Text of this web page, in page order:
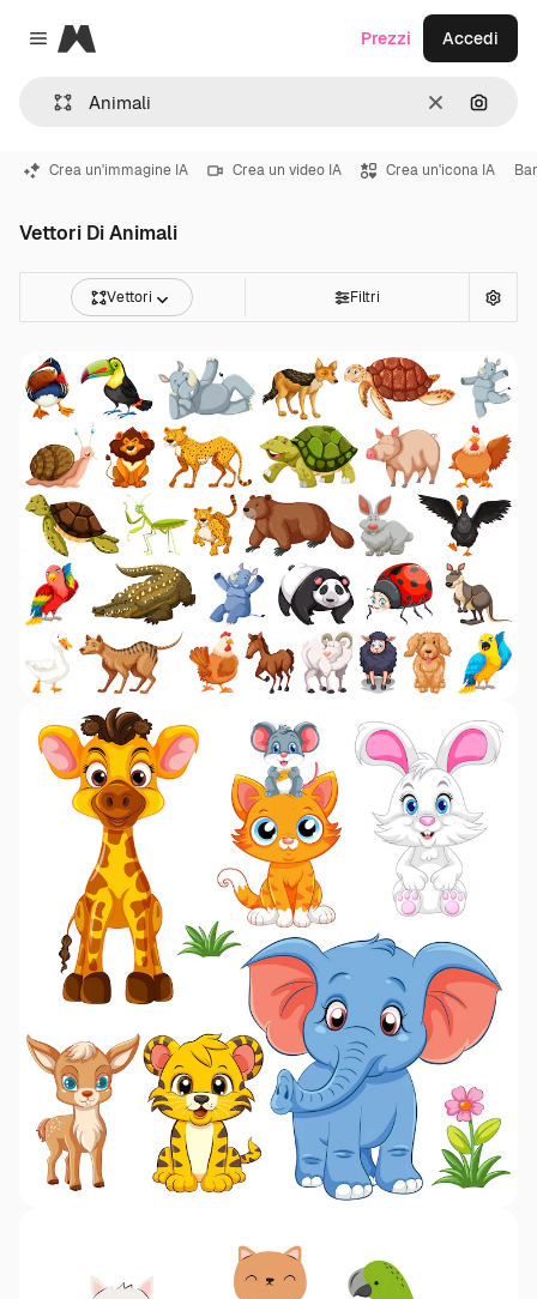
Close menu
Magnific
CancellaCerca
Prezzi Accedi
Crea un'immagine IA Crea un video IA Crea un'icona IA
Vettori Di Animali
Vettori Filtri